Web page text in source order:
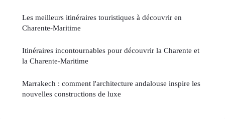
Les meilleurs itinéraires touristiques à découvrir en
Charente-Maritime
Itinéraires incontournables pour découvrir la Charente et
la Charente-Maritime
Marrakech : comment l'architecture andalouse inspire les
nouvelles constructions de luxe